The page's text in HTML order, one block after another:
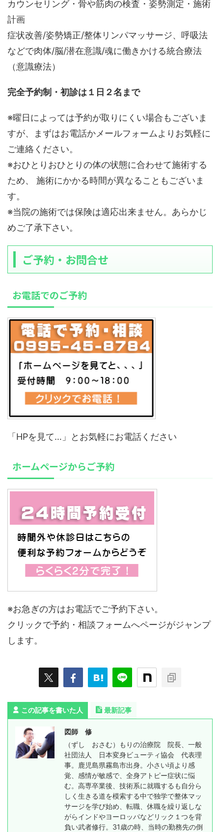
カウンセリング・骨や筋肉の検査・姿勢測定・施術
計画
症状改善/姿勢矯正/整体リンパマッサージ、呼吸法
などで肉体/脳/潜在意識/魂に働きかける統合療法
（意識療法）
完全予約制・初診は１日２名まで
※曜日によっては予約が取りにくい場合もございま
すが、まずはお電話かメールフォームよりお気軽に
ご連絡ください。
※おひとりおひとりの体の状態に合わせて施術する
ため、 施術にかかる時間が異なることもございま
す。
※当院の施術では保険は適応出来ません。あらかじ
めご了承下さい。
ご予約・お問合せ
お電話でのご予約
「HPを見て…」とお気軽にお電話ください
ホームページからご予約
※お急ぎの方はお電話でご予約下さい。
クリックで予約・相談フォームへページがジャンプ
します。
この記事を書いた人 最新記事
図師 修
（ずし おさむ）もりの治療院 院長、一般
社団法人 日本変身ビューティ協会 代表理
事。鹿児島県霧島市出身。小さい頃より感
覚、感情が敏感で、全身アトピー症状に悩
む。高専卒業後、技術系に就職するも自分ら
しく生きる道を模索する中で独学で整体マッ
サージを学び始め、転職、休職を繰り返しな
がらインドやヨーロッパなどリック１つを背
負い武者修行。31歳の時、当時の勤務先の倒